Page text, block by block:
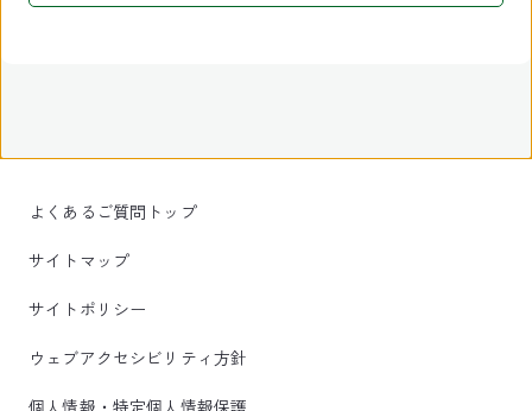
よくあるご質問トップ
サイトマップ
サイトポリシー
ウェブアクセシビリティ方針
個人情報・特定個人情報保護